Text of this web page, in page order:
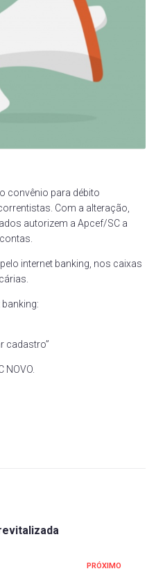
convênio para débito
Com a alteração,
autorizem a Apcef/SC a
internet banking, nos caixas
cadastro”
NOVO.
PRÓXIMO